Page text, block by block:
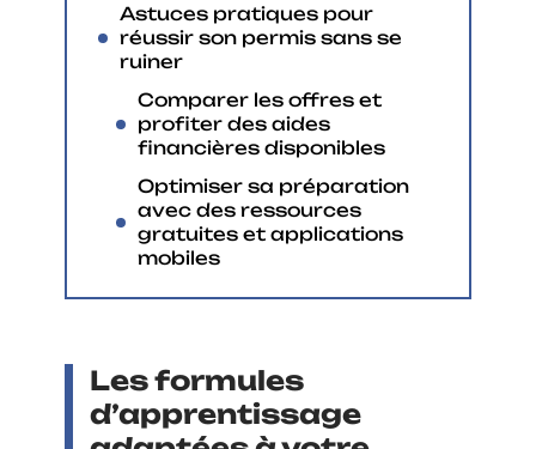
Astuces pratiques pour
réussir son permis sans se
ruiner
Comparer les offres et
profiter des aides
financières disponibles
Optimiser sa préparation
avec des ressources
gratuites et applications
mobiles
Les formules
d’apprentissage